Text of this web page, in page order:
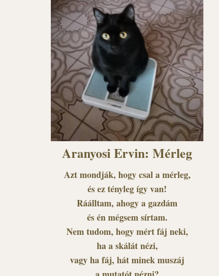
Aranyosi Ervin: Mérleg
Azt mondják, hogy csal a mérleg,
és ez tényleg így van!
Ráálltam, ahogy a gazdám
és én mégsem sírtam.
Nem tudom, hogy mért fáj neki,
ha a skálát nézi,
vagy ha fáj, hát minek muszáj